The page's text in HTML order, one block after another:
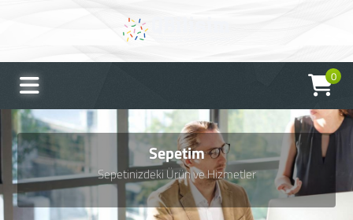
0
Sepetim
Sepetinizdeki Ürün ve Hizmetler